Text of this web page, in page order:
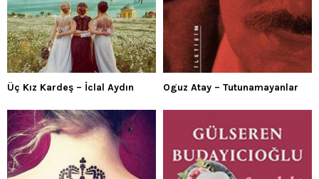
Üç Kız Kardeş – İclal Aydın Oguz Atay – Tutunamayanlar